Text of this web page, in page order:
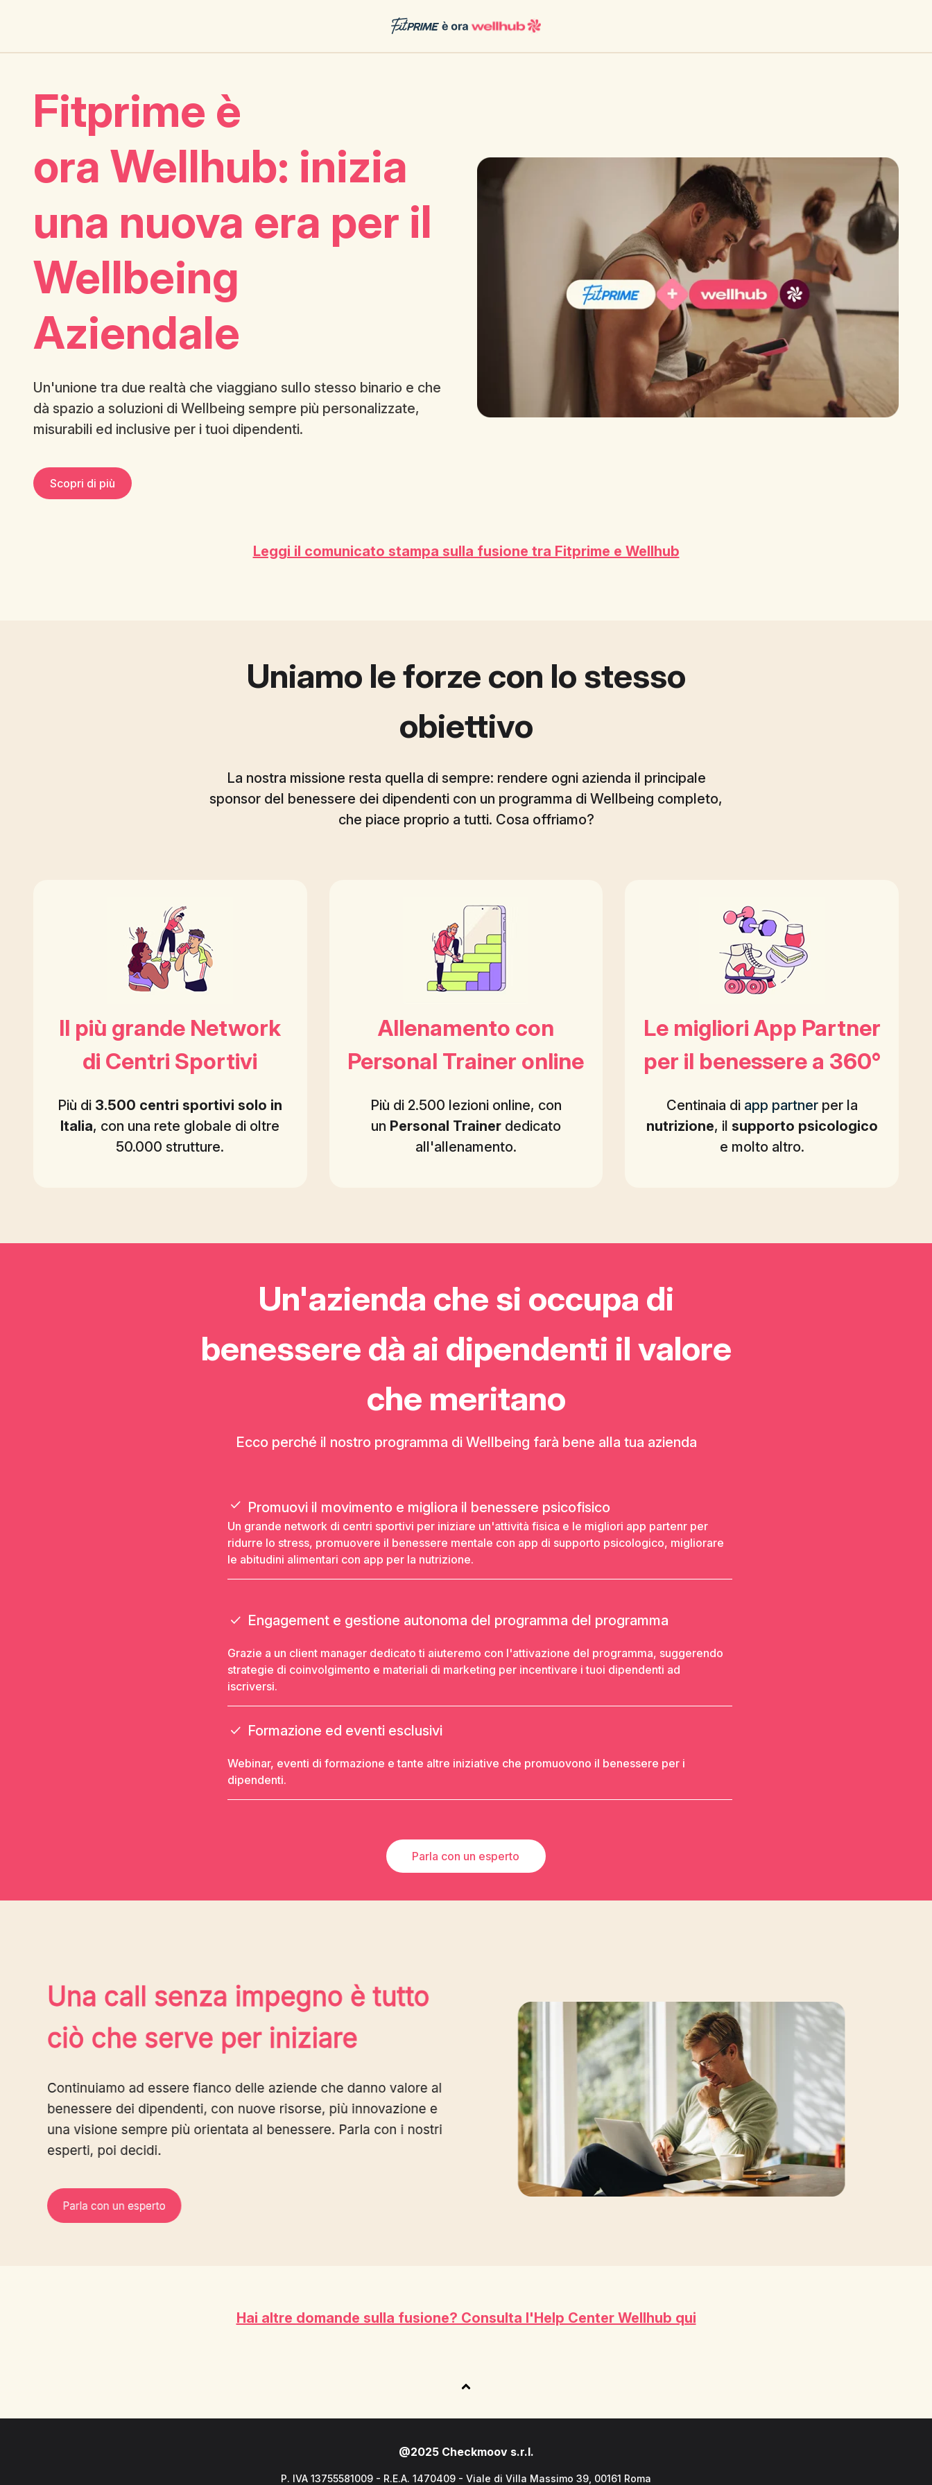
Fitprime è
ora Wellhub: inizia
una nuova era per il
Wellbeing
Aziendale
Un'unione tra due realtà che viaggiano sullo stesso binario e che
dà spazio a soluzioni di Wellbeing sempre più personalizzate,
misurabili ed inclusive per i tuoi dipendenti.
Scopri di più
Leggi il comunicato stampa sulla fusione tra Fitprime e Wellhub
Uniamo le forze con lo stesso
obiettivo
La nostra missione resta quella di sempre: rendere ogni azienda il principale
sponsor del benessere dei dipendenti con un programma di Wellbeing completo,
che piace proprio a tutti. Cosa offriamo?
Il più grande Network
di Centri Sportivi
Più di 3.500 centri sportivi solo in
Italia, con una rete globale di oltre
50.000 strutture.
Allenamento con
Personal Trainer online
Più di 2.500 lezioni online, con
un Personal Trainerdedicato
all'allenamento.
Le migliori App Partner
per il benessere a 360°
Centinaia di app partnerper la
nutrizione, il supporto psicologico
e molto altro.
Un'azienda che si occupa di
benessere dà ai dipendenti il valore
che meritano
Ecco perché il nostro programma di Wellbeing farà bene alla tua azienda
Promuovi il movimento e migliora il benessere psicofisico
Un grande network di centri sportivi per iniziare un'attività fisica e le migliori app partenr per
ridurre lo stress, promuovere il benessere mentale con app di supporto psicologico, migliorare
le abitudini alimentari con app per la nutrizione.
Engagement e gestione autonoma del programma del programma
Grazie a un client manager dedicato ti aiuteremo con l'attivazione del programma, suggerendo
strategie di coinvolgimento e materiali di marketing per incentivare i tuoi dipendenti ad
iscriversi.
Formazione ed eventi esclusivi
Webinar, eventi di formazione e tante altre iniziative che promuovono il benessere per i
dipendenti.
Parla con un esperto
Hai altre domande sulla fusione? Consulta l'Help Center Wellhub qui
@2025 Checkmoov s.r.l.
P. IVA 13755581009 - R.E.A. 1470409 - Viale di Villa Massimo 39, 00161 Roma